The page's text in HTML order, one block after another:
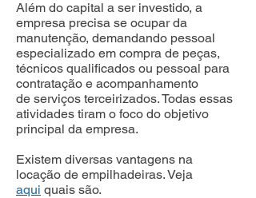
Além do capital a ser investido, a
empresa precisa se ocupar da
manutenção, demandando pessoal
especializado em compra de peças,
técnicos qualificados ou pessoal para
contratação e acompanhamento
de serviços terceirizados. Todas essas
atividades tiram o foco do objetivo
principal da empresa.
Existem diversas vantagens na
locação de empilhadeiras. Veja
aqui quais são.